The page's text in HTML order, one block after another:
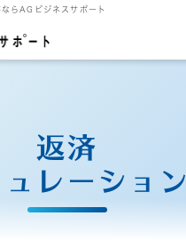
らAGビジネスサポート
返済
ュレーション